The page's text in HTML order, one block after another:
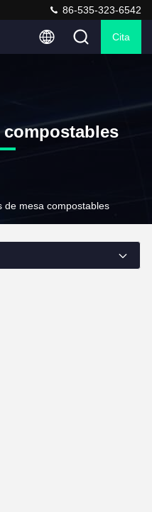
86-535-323-6542
Cita
compostables
de mesa compostables